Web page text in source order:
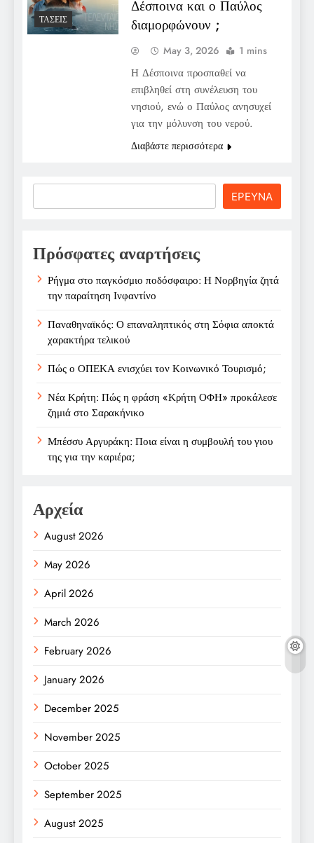
ΤΆΣΕΙΣ
Δέσποινα και ο Παύλος
διαμορφώνουν ;
May 3, 2026 1 mins
Η Δέσποινα προσπαθεί να
επιβληθεί στη συνέλευση του
νησιού, ενώ ο Παύλος ανησυχεί
για την μόλυνση του νερού.
Διαβάστε περισσότερα
ΕΡΕΥΝΑ
Πρόσφατες αναρτήσεις
Ρήγμα στο παγκόσμιο ποδόσφαιρο: Η Νορβηγία ζητά
την παραίτηση Ινφαντίνο
Παναθηναϊκός: Ο επαναληπτικός στη Σόφια αποκτά
χαρακτήρα τελικού
Πώς ο ΟΠΕΚΑ ενισχύει τον Κοινωνικό Τουρισμό;
Νέα Κρήτη: Πώς η φράση «Κρήτη ΟΦΗ» προκάλεσε
ζημιά στο Σαρακήνικο
Μπέσσυ Αργυράκη: Ποια είναι η συμβουλή του γιου
της για την καριέρα;
Αρχεία
August 2026
May 2026
April 2026
March 2026
February 2026
January 2026
December 2025
November 2025
October 2025
September 2025
August 2025